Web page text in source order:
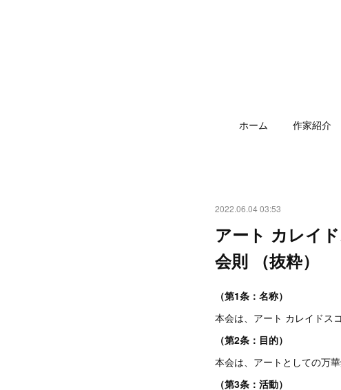
ホーム 作家紹介
2022.06.04 03:53
アート カレイ
会則 （抜粋）
（第1条：名称）
本会は、アート カレイドス
（第2条：目的）
本会は、アートとしての万
（第3条：活動）